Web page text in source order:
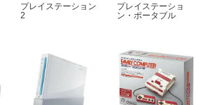
プレイステーション
2
プレイステーショ
ン・ポータブル